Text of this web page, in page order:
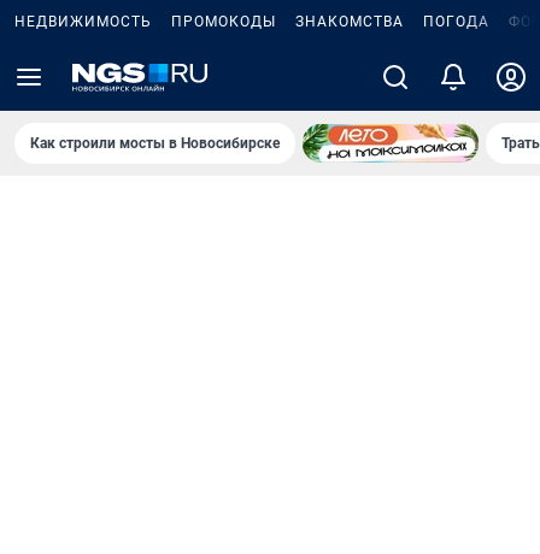
НЕДВИЖИМОСТЬ ПРОМОКОДЫ ЗНАКОМСТВА ПОГОДА
Как строили мосты в Новосибирске